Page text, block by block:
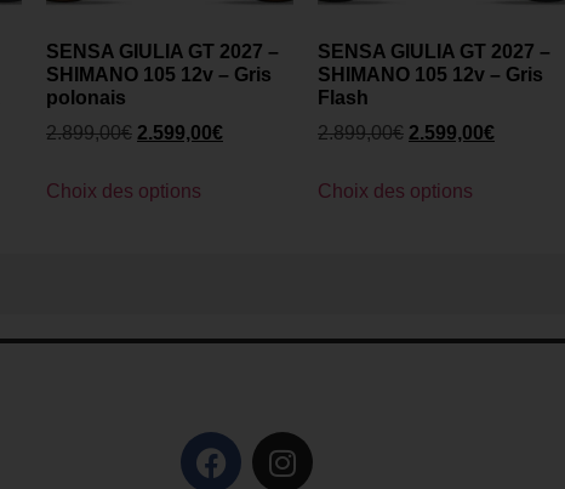
SENSA GIULIA GT 2027 –
SHIMANO 105 12v – Gris
polonais
2.899,00€ 2.599,00€
Choix des options
SENSA GIULIA GT 2027 –
SHIMANO 105 12v – Gris
Flash
2.899,00€ 2.599,00€
Choix des options